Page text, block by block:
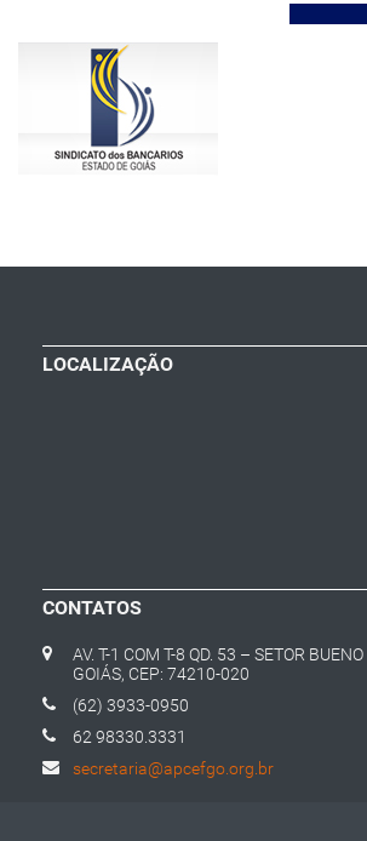
LOCALIZAÇÃO
CONTATOS
AV. T-1 COM T-8 QD. 53 – SETOR
GOIÁS, CEP: 74210-020
(62) 3933-0950
62 98330.3331
secretaria@apcefgo.org.br